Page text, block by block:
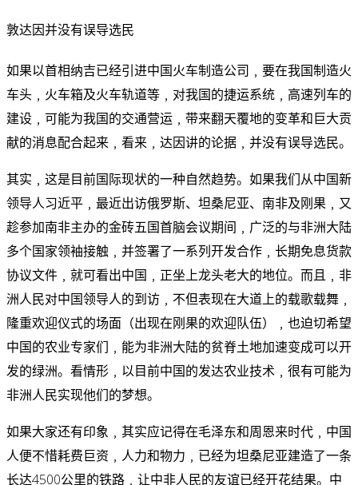
敦达因并没有误导选民
如果以首相纳吉已经引进中国火车制造公司﹐要在我国制造火
车头﹐火车箱及火车轨道等﹐对我国的捷运系统﹐高速列车的
建设﹐可能为我国的交通营运﹐带来翻天覆地的变革和巨大贡
献的消息配合起来﹐看来﹐达因讲的论据﹐并没有误导选民。
其实﹐这是目前国际现状的一种自然趋势。如果我们从中国新
领导人习近平﹐最近出访俄罗斯、坦桑尼亚、南非及刚果﹐又
趁参加南非主办的金砖五国首脑会议期间﹐广泛的与非洲大陆
多个国家领袖接触﹐并签署了一系列开发合作﹐长期免息货款
协议文件﹐就可看出中国﹐正坐上龙头老大的地位。而且﹐非
洲人民对中国领导人的到访﹐不但表现在大道上的载歌载舞﹐
隆重欢迎仪式的场面（出现在刚果的欢迎队伍）﹐也迫切希望
中国的农业专家们﹐能为非洲大陆的贫脊土地加速变成可以开
发的绿洲。看情形﹐以目前中国的发达农业技术﹐很有可能为
非洲人民实现他们的梦想。
如果大家还有印象﹐其实应记得在毛泽东和周恩来时代﹐中国
人便不惜耗费巨资﹐人力和物力﹐已经为坦桑尼亚建造了一条
长达4500公里的铁路﹐让中非人民的友谊已经开花结果。中